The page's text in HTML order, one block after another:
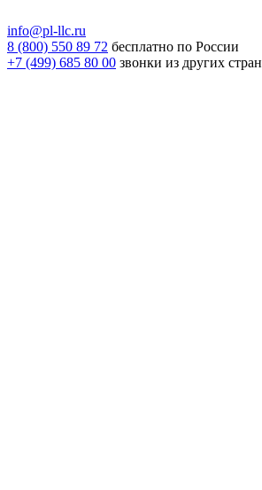
info@pl-llc.ru
8 (800) 550 89 72 бесплатно по России
+7 (499) 685 80 00 звонки из других стран